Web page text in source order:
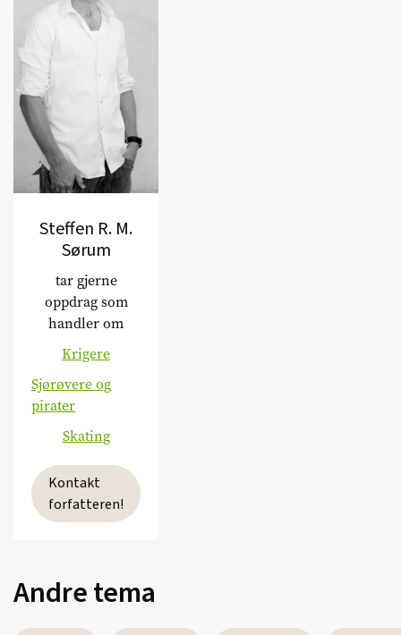
Steffen R. M.
Sørum
tar gjerne
oppdrag som
handler om
Krigere
Sjørøvere og
pirater
Skating
Kontakt
forfatteren!
Andre tema